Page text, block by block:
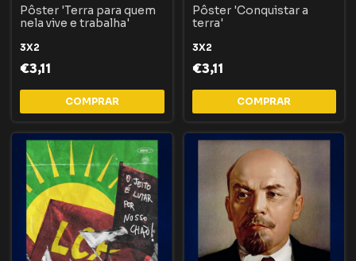
Pôster 'Terra para quem
nela vive e trabalha'
3X2
€3,11
COMPRAR
Pôster 'Conquistar a
terra'
3X2
€3,11
COMPRAR